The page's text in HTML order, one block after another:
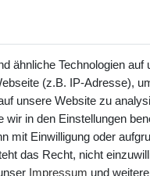
ähnliche Technologien
(z.B. IP-Adresse),
unsere Website zu
wir in den Einstellungen
mit Einwilligung oder
das Recht, nicht
Impressum und